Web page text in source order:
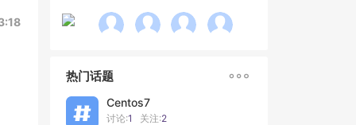
热门话题 
Centos7
讨论:1 关注:2